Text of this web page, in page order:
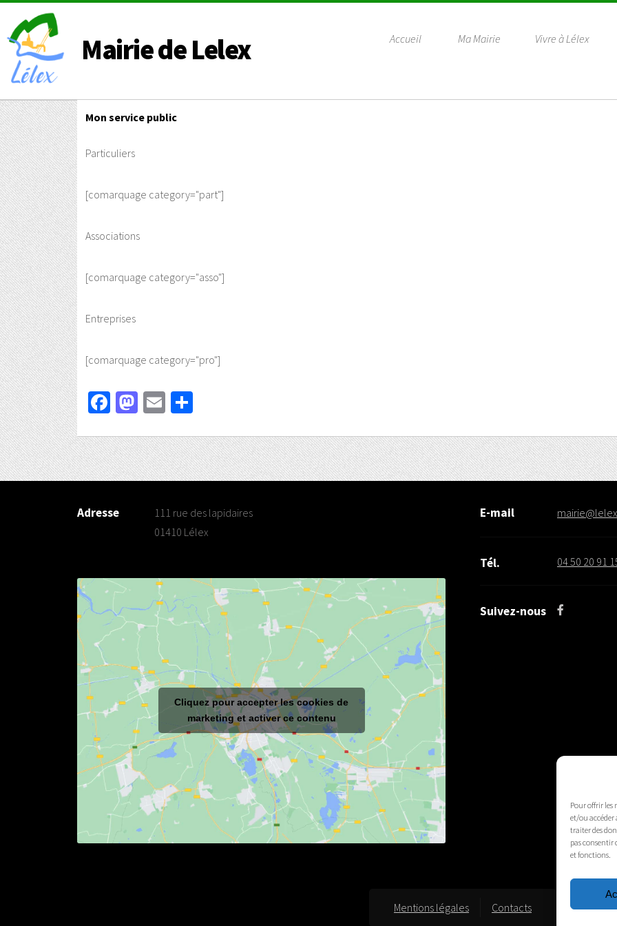
Pour offrir les
et/ou accéder
traiter des
pas consentir
et fonctions.
Mairie de Lelex Accueil Ma Mairie Vivre à Lélex
Mon service public
Particuliers
[comarquage category="part"]
Associations
[comarquage category="asso"]
Entreprises
[comarquage category="pro"]
Facebook
Mastodon
Email
Adresse
111 rue des lapidaires
01410 Lélex
Cliquez pour accepter les cookies de
marketing et activer ce contenu
E-mail
Tél. 04 50 20 91
Suivez-nous
Mentions légales Contacts